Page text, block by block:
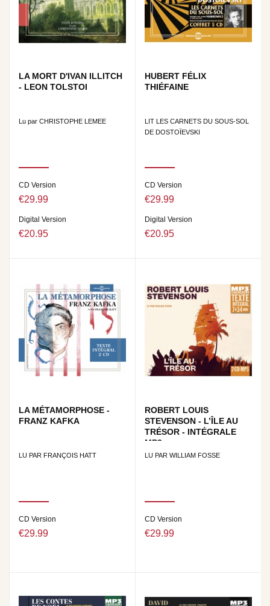
LA MORT D'IVAN ILLITCH
- LEON TOLSTOI
Lu par CHRISTOPHE LEMEE
CD Version
€29.99
Digital Version
€20.95
HUBERT FÉLIX
THIÉFAINE
LIT LES CARNETS DU SOUS-SOL
DE DOSTOÏEVSKI
CD Version
€29.99
Digital Version
€20.95
LA MÉTAMORPHOSE -
FRANZ KAFKA
LU PAR FRANÇOIS HATT
CD Version
€29.99
ROBERT LOUIS
STEVENSON - L’ÎLE AU
TRÉSOR - INTÉGRALE
MP3
LU PAR WILLIAM FOSSE
CD Version
€29.99